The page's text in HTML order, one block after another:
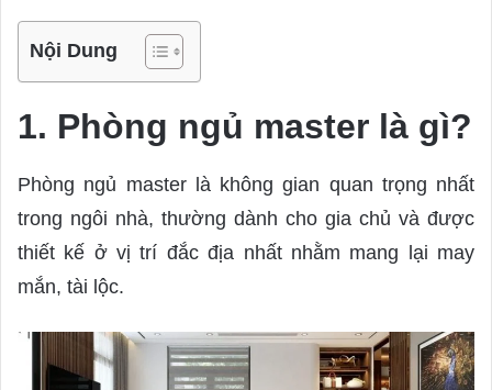
Nội Dung
1. Phòng ngủ master là gì?
Phòng ngủ master là không gian quan trọng nhất
trong ngôi nhà, thường dành cho gia chủ và được
thiết kế ở vị trí đắc địa nhất nhằm mang lại may
mắn, tài lộc.